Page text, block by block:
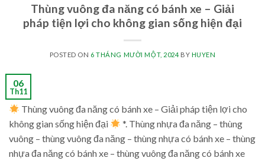
Thùng vuông đa năng có bánh xe – Giải
pháp tiện lợi cho không gian sống hiện đại
POSTED ON 6 THÁNG MƯỜI MỘT, 2024BY HUYEN
06
Th11
Thùng vuông đa năng có bánh xe – Giải pháp tiện lợi cho
không gian sống hiện đại
*. Thùng nhựa đa năng – thùng
vuông – thùng vuông đa năng – thùng nhựa có bánh xe – thùng
nhựa đa năng có bánh xe – thùng vuông đa năng có bánh xe